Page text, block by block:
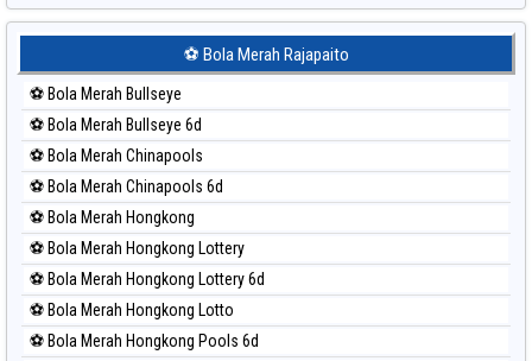
Paito Harian Sydney Lottery
Paito Harian Sydney Lottery 6d
Paito Harian Sydney Lotto
Paito Harian Sydney Pools 6d
Paito Harian Taipei
Paito Harian Taiwan
⚽ Bola Merah Rajapaito
⚽ Bola Merah Bullseye
⚽ Bola Merah Bullseye 6d
⚽ Bola Merah Chinapools
⚽ Bola Merah Chinapools 6d
⚽ Bola Merah Hongkong
⚽ Bola Merah Hongkong Lottery
⚽ Bola Merah Hongkong Lottery 6d
⚽ Bola Merah Hongkong Lotto
⚽ Bola Merah Hongkong Pools 6d